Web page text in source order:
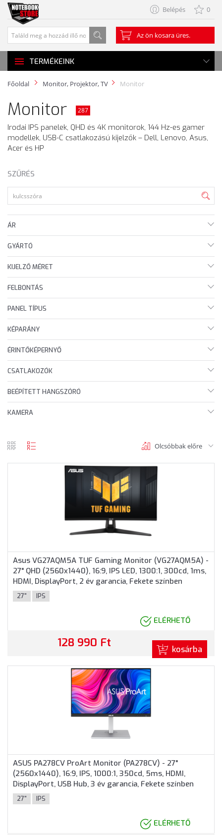
Belépés 0
Az ön kosara üres.
TERMÉKEINK
Főoldal Monitor, Projektor, TV Monitor
Monitor 287
Irodai IPS panelek, QHD és 4K monitorok, 144 Hz-es gamer
modellek, USB-C csatlakozású kijelzők – Dell, Lenovo, Asus,
Acer és HP
SZŰRÉS
ÁR
GYÁRTÓ
KIJELZŐ MÉRET
FELBONTÁS
PANEL TÍPUS
KÉPARÁNY
ÉRINTŐKÉPERNYŐ
CSATLAKOZÓK
BEÉPÍTETT HANGSZÓRÓ
KAMERA
Olcsóbbak előre
Asus VG27AQM5A TUF Gaming Monitor (VG27AQM5A) -
27" QHD (2560x1440), 16:9, IPS LED, 1300:1, 300cd, 1ms,
HDMI, DisplayPort, 2 év garancia, Fekete színben
27" IPS
ELÉRHETŐ
128 990 Ft kosárba
ASUS PA278CV ProArt Monitor (PA278CV) - 27"
(2560x1440), 16:9, IPS, 1000:1, 350cd, 5ms, HDMI,
DisplayPort, USB Hub, 3 év garancia, Fekete színben
27" IPS
ELÉRHETŐ